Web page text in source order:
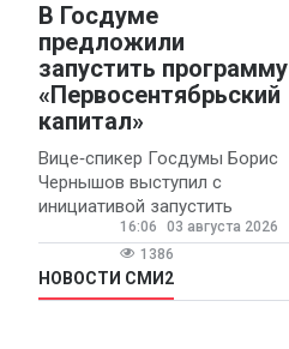
В Госдуме
предложили
запустить программу
«Первосентябрьский
капитал»
Вице‑спикер Госдумы Борис
Чернышов выступил с
инициативой запустить
ежегодную федеральную
программу
«Первосентябрьский капитал»
- она предполагает
16:06
03 августа 2026
1386
НОВОСТИ СМИ2